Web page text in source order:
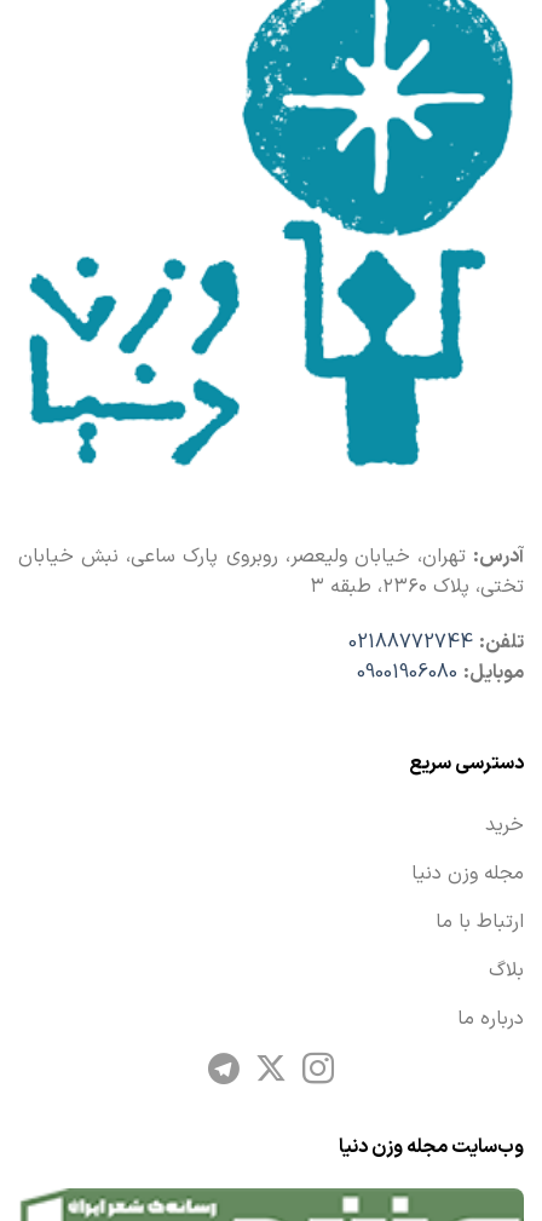
آدرس: تهران، خیابان ولیعصر، روبروی پارک ساعی، نبش خیابان
تختی، پلاک ۲۳۶۰، طبقه ۳
تلفن: 02188772744
موبایل: 09001906080
دسترسی سریع
خرید
مجله وزن دنیا
ارتباط با ما
بلاگ
درباره ما
وب‌سایت مجله وزن دنیا